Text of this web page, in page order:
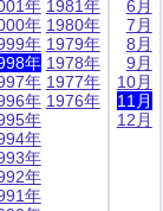
年
年
年
年
年
年
年
年
年
年
年
1981年
1980年
1979年
1978年
1977年
1976年
6月
7月
8月
9月
10月
11月
12月